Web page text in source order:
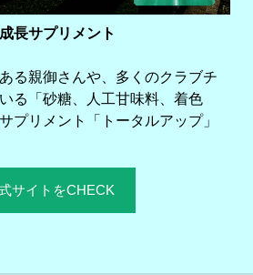
長サプリメント
る親御さんや、多くのクラブチ
る「砂糖、人工甘味料、着色
プリメント「トータルアップ」
サイトをCHECK